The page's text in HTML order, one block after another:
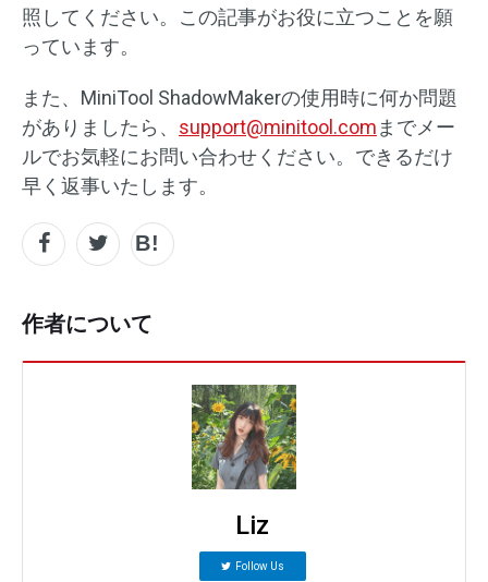
照してください。この記事がお役に立つことを願
っています。
また、MiniTool ShadowMakerの使用時に何か問題
がありましたら、 support@minitool.com までメー
ルでお気軽にお問い合わせください。できるだけ
早く返事いたします。
作者について
Liz
Follow Us